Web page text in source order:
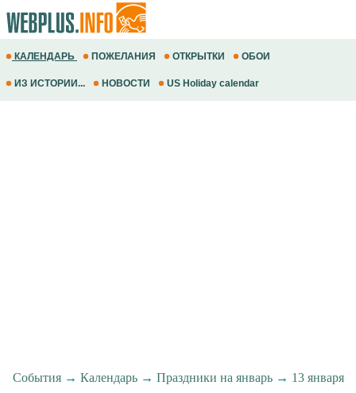
КАЛЕНДАРЬ ПОЖЕЛАНИЯ ОТКРЫТКИ ОБОИ
ИЗ ИСТОРИИ... НОВОСТИ US Holiday calendar
События→ Календарь→ Праздники на январь→ 13 января